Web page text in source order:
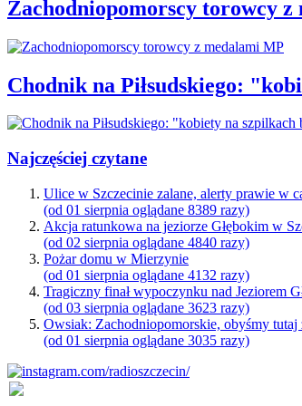
Zachodniopomorscy torowcy z
Chodnik na Piłsudskiego:
Najczęściej czytane
Ulice w Szczecinie zalane, alerty prawie w
(od 01 sierpnia oglądane 8389 razy)
Akcja ratunkowa na jeziorze Głębokim w
(od 02 sierpnia oglądane 4840 razy)
Pożar domu w Mierzynie
(od 01 sierpnia oglądane 4132 razy)
Tragiczny finał wypoczynku nad Jeziorem
(od 03 sierpnia oglądane 3623 razy)
Owsiak: Zachodniopomorskie, obyśmy
(od 01 sierpnia oglądane 3035 razy)